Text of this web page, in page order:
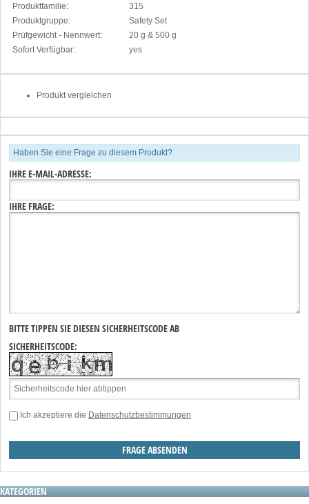
Produktfamilie:
315
Produktgruppe:
Safety Set
Prüfgewicht - Nennwert:
20 g & 500 g
Sofort Verfügbar:
yes
Produkt vergleichen
Haben Sie eine Frage zu diesem Produkt?
IHRE E-MAIL-ADRESSE:
IHRE FRAGE:
BITTE TIPPEN SIE DIESEN SICHERHEITSCODE AB
SICHERHEITSCODE:
Ich akzeptiere die Datenschutzbestimmungen
KATEGORIEN